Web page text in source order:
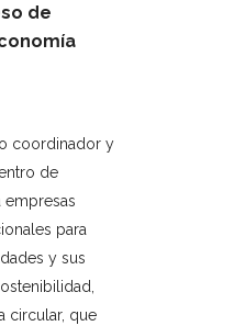
de
coordinador y
de
empresas
para
y sus
circular, que